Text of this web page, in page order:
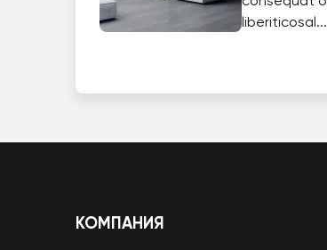
liberiticosal...
КОМПАНИЯ